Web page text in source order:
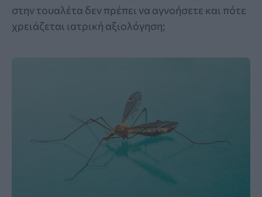
στην τουαλέτα δεν πρέπει να αγνοήσετε και πότε
χρειάζεται ιατρική αξιολόγηση;